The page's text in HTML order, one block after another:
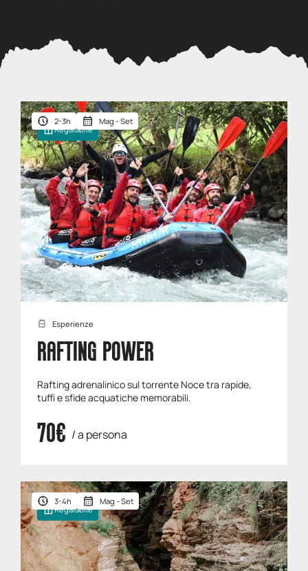
Regalabile
2-3h Mag - Set
Esperienze
RAFTING POWER
Rafting adrenalinico sul torrente Noce tra rapide,
tuffi e sfide acquatiche memorabili.
70€ / a persona
Regalabile
3-4h Mag - Set